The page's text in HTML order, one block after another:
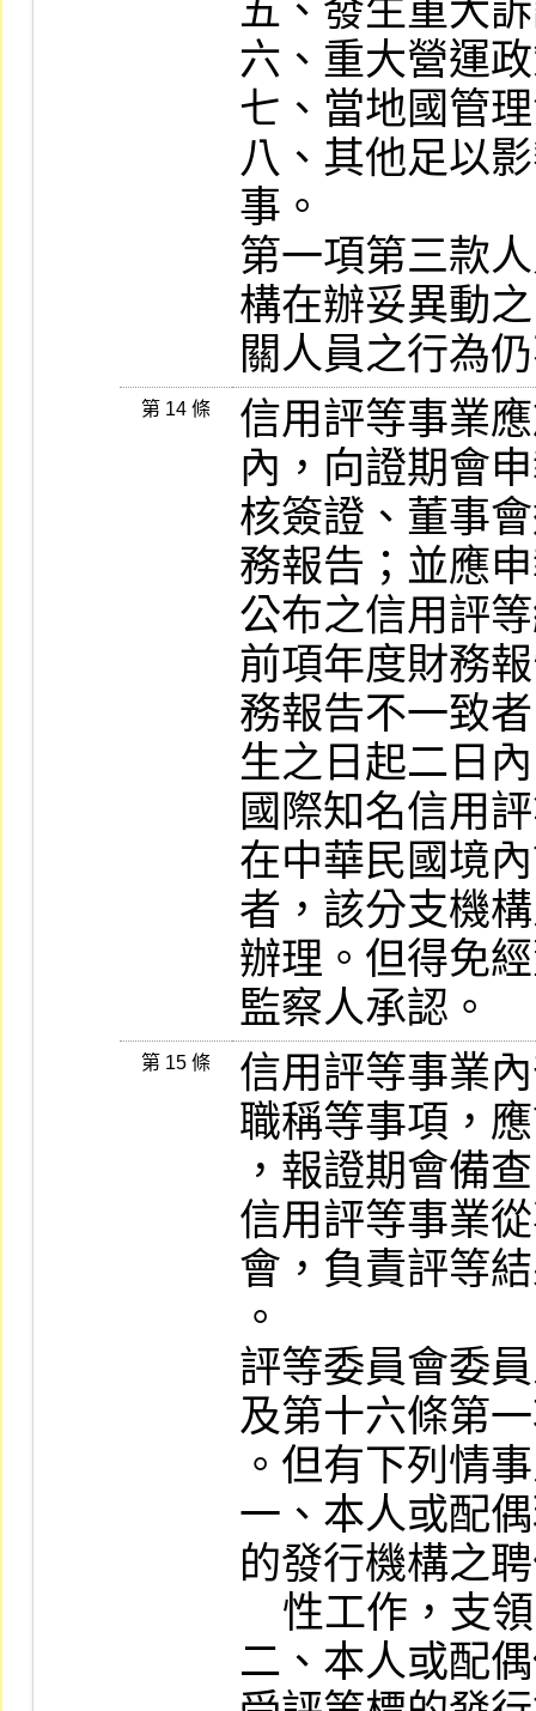
五、發生重大
六、重大營運
七、當地國管
八、其他足以
事。
第一項第三款
構在辦妥異動
第 14 條
信用評等事業
內，向證期會
核簽證、董事
務報告；並應
公布之信用評
前項年度財務
務報告不一致
生之日起二日
國際知名信用
在中華民國境
者，該分支機
辦理。但得免
第 15 條
信用評等事業
職稱等事項，
，報證期會備
信用評等事業
會，負責評等
。
評等委員會委
及第十六條第
。但有下列情
一、本人或配
的發行機構之
二、本人或配